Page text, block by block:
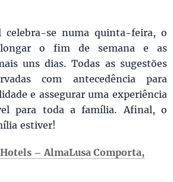
celebra-se numa quinta-feira, o
o fim de semana e as
uns dias. Todas as sugestões
com antecedência para
e assegurar uma experiência
para toda a família. Afinal, o
estiver!
– AlmaLusa Comporta,